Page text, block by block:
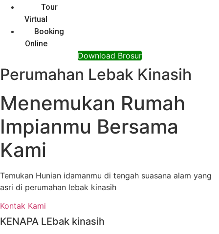
Tour
Virtual
Booking
Online
Download Brosur
Perumahan Lebak Kinasih
Menemukan Rumah
Impianmu Bersama
Kami
Temukan Hunian idamanmu di tengah suasana alam yang
asri di perumahan lebak kinasih
Kontak Kami
KENAPA LEbak kinasih